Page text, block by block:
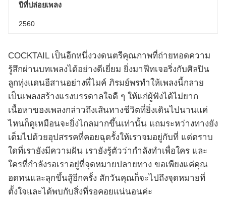
ปีที่ปล่อยเพลง
2560
COCKTAIL เป็นอีกหนึ่งวงดนตรีคุณภาพที่ถ่ายทอดความ
รู้สึกผ่านบทเพลงได้อย่างดีเยี่ยม ยิ่งมาฟีทเจอริ่งกับศิลปิน
ลูกทุ่งแดนอีสานอย่างพี่ไมค์ ภิรมย์พรทำให้เพลงนี้กลาย
เป็นเพลงสร้างแรงบรรดาลใจดี ๆ ให้แก่ผู้ฟังได้ไม่ยาก
เนื้อหาของเพลงกล่าวถึงเส้นทางชีวิตที่ยิ่งเดินไปนานแค่
ไหนก็ดูเหมือนจะยิ่งไกลมากขึ้นเท่านั้น แถมระหว่างทางยัง
เต็มไปด้วยอุปสรรคที่คอยฉุดรั้งให้เราจมอยู่กับที่ แต่ตราบ
ใดที่เรายังมีความฝัน เรายังรู้ตัวว่ากำลังทำเพื่อใคร และ
ใครที่กำลังรอเราอยู่ที่จุดหมายปลายทาง ขอเพียงแค่คุณ
อดทนและลุกขึ้นสู้อีกครั้ง สักวันคุณก็จะไปถึงจุดหมายที่
ตั้งใจและได้พบกับสิ่งที่รอคอยแน่นอนค่ะ